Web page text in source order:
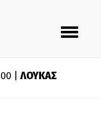
Toggle
navigation
|ΛΟΥΚΑΣ